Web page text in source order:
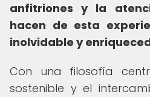
anfitriones y la
hacen de esta
inolvidable y
Con una filosofía
sostenible y el